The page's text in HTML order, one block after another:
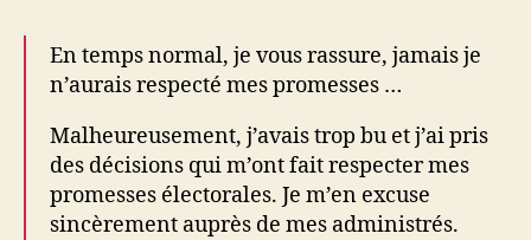
En temps normal, je vous rassure, jamais je
n’aurais respecté mes promesses …
Malheureusement, j’avais trop bu et j’ai pris
des décisions qui m’ont fait respecter mes
promesses électorales. Je m’en excuse
sincèrement auprès de mes administrés.